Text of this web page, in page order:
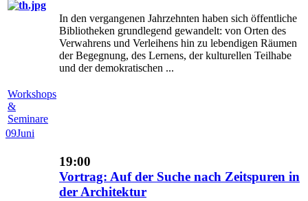
In den vergangenen Jahrzehnten haben sich öffentliche
Bibliotheken grundlegend gewandelt: von Orten des
Verwahrens und Verleihens hin zu lebendigen Räumen
der Begegnung, des Lernens, der kulturellen Teilhabe
und der demokratischen ...
Workshops
&
Seminare
09Juni
19:00
Vortrag: Auf der Suche nach Zeitspuren in
der Architektur